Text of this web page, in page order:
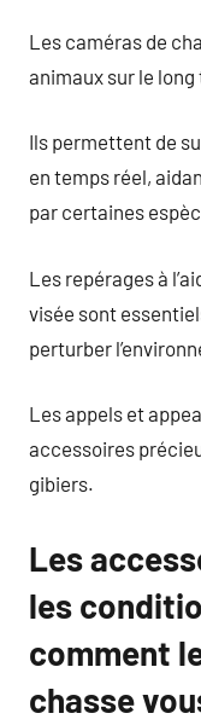
Les caméras de
animaux sur le
Ils permettent de
en temps réel,
par certaines
Les repérages à
visée sont
perturber
Les appels et
accessoires
gibiers.
Les
les
comment
chasse